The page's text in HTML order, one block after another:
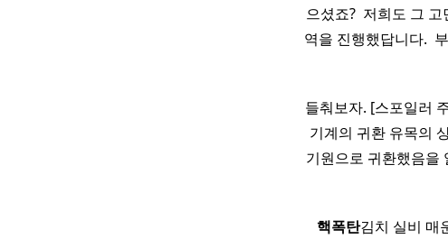
으셨죠? ​ 저희도 그
역을 진행했답니다.
들춰보자. [스포일러
기계의 귀환 유목의
기원으로 귀환했음을
핵폭탄김치 실비 매